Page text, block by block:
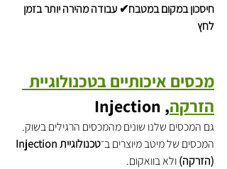
חיסכון במקום במטבח✔ עבודה מהירה יותר בזמן
לחץ
מכסים איכותיים בטכנולוגיית
הזרקה, Injection
גם המכסים שלנו שונים מהמכסים הרגילים בשוק.
המכסים של מיטב מיוצרים ב־
(הזרקה) ולא בוואקום.